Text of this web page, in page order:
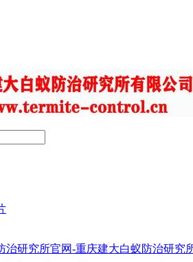
治研究所官网-重庆建大白蚁防治研究